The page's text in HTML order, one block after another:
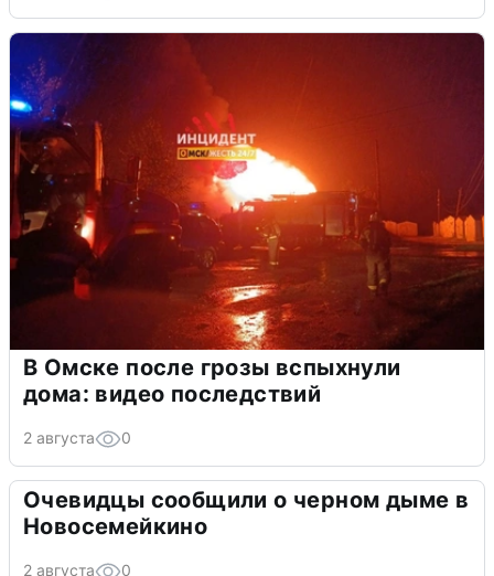
В Омске после грозы вспыхнули
дома: видео последствий
2 августа 0
Очевидцы сообщили о черном дыме в
Новосемейкино
2 августа 0